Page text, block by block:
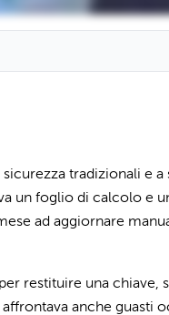
tradizionali e
un foglio di calcolo e
ad aggiornare
restituire una
anche guasti